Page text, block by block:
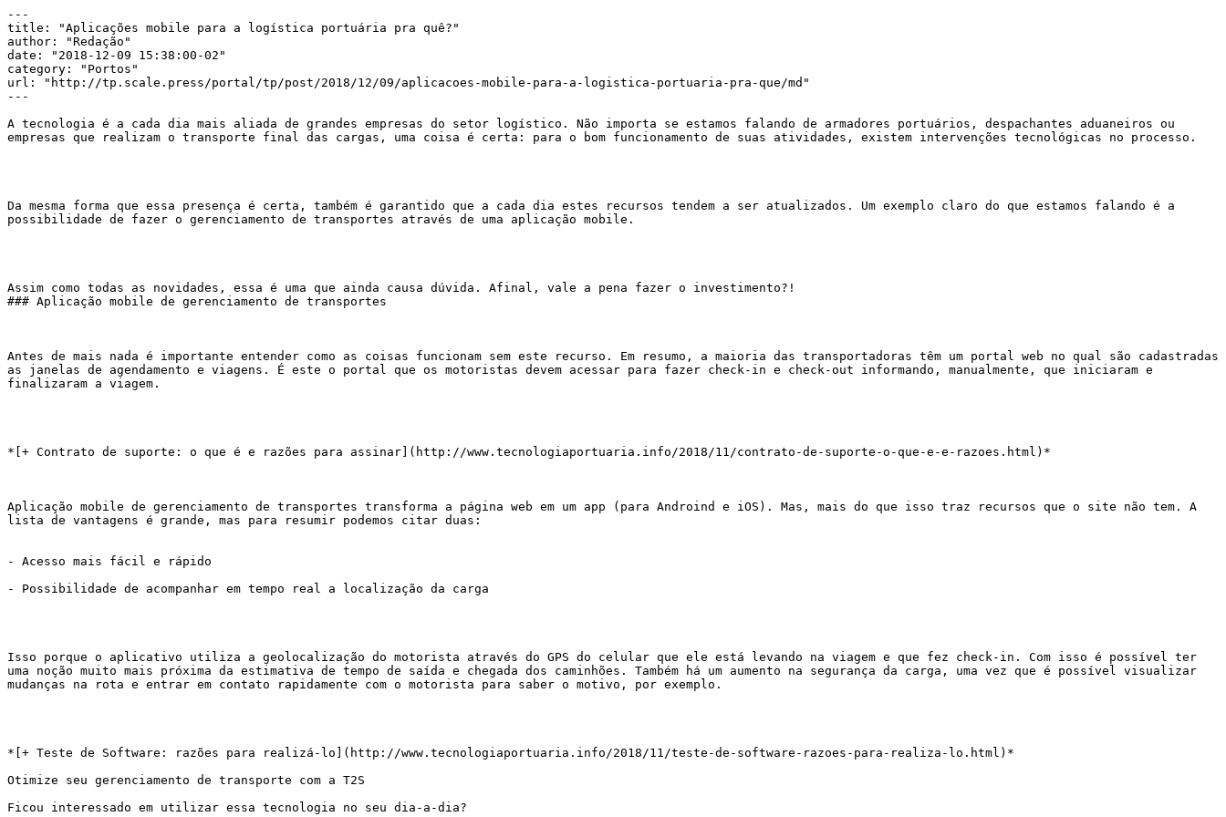
---
title: "Aplicações mobile para a logística portuária pra quê?"
author: "Redação"
date: "2018-12-09 15:38:00-02"
category: "Portos"
url: "http://tp.scale.press/portal/tp/post/2018/12/09/aplicacoes-mobile-para-a-logistica-portuaria-pra-que/md"
---
A tecnologia é a cada dia mais aliada de grandes empresas do setor logístico. Não importa se estamos falando de armadores portuários, despachantes aduaneiros ou
empresas que realizam o transporte final das cargas, uma coisa é certa: para o bom funcionamento de suas atividades, existem intervenções tecnológicas no processo.
Da mesma forma que essa presença é certa, também é garantido que a cada dia estes recursos tendem a ser atualizados. Um exemplo claro do que estamos falando é a
possibilidade de fazer o gerenciamento de transportes através de uma aplicação mobile.
Assim como todas as novidades, essa é uma que ainda causa dúvida. Afinal, vale a pena fazer o investimento?!
### Aplicação mobile de gerenciamento de transportes
Antes de mais nada é importante entender como as coisas funcionam sem este recurso. Em resumo, a maioria das transportadoras têm um portal web no qual são cadastradas
as janelas de agendamento e viagens. É este o portal que os motoristas devem acessar para fazer check-in e check-out informando, manualmente, que iniciaram e
finalizaram a viagem.
*[+ Contrato de suporte: o que é e razões para assinar](http://www.tecnologiaportuaria.info/2018/11/contrato-de-suporte-o-que-e-e-razoes.html)*
Aplicação mobile de gerenciamento de transportes transforma a página web em um app (para Androind e iOS). Mas, mais do que isso traz recursos que o site não tem. A
lista de vantagens é grande, mas para resumir podemos citar duas:
- Acesso mais fácil e rápido
- Possibilidade de acompanhar em tempo real a localização da carga
Isso porque o aplicativo utiliza a geolocalização do motorista através do GPS do celular que ele está levando na viagem e que fez check-in. Com isso é possível ter
uma noção muito mais próxima da estimativa de tempo de saída e chegada dos caminhões. Também há um aumento na segurança da carga, uma vez que é possível visualizar
mudanças na rota e entrar em contato rapidamente com o motorista para saber o motivo, por exemplo.
*[+ Teste de Software: razões para realizá-lo](http://www.tecnologiaportuaria.info/2018/11/teste-de-software-razoes-para-realiza-lo.html)*
Otimize seu gerenciamento de transporte com a T2S
Ficou interessado em utilizar essa tecnologia no seu dia-a-dia?